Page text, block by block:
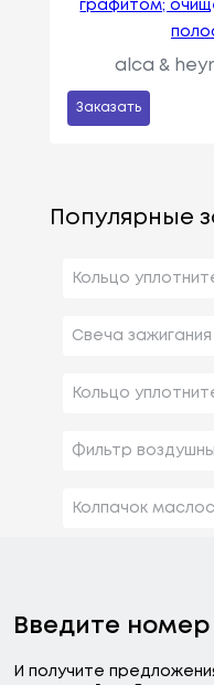
графитом;
alca &
Заказать
Популярные
Кольцо
Свеча зажигания
Кольцо
Фильтр
Колпачок
Введите номер
И получите